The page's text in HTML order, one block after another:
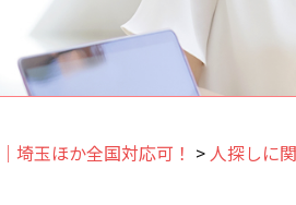
埼玉ほか全国対応可！ > 人探しに